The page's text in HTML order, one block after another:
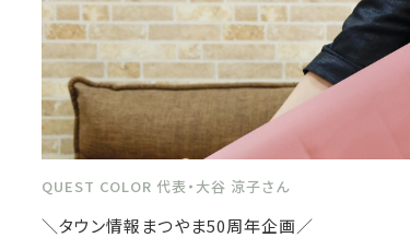
QUEST COLOR 代表・大谷 涼子さん
＼タウン情報まつやま50周年企画／